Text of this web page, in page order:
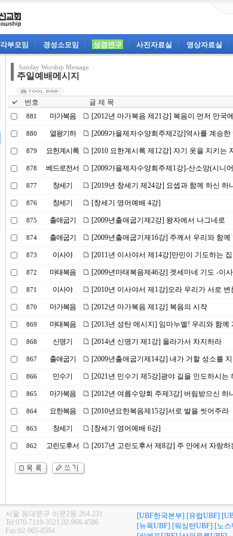
각부모임 경성소모임 성경연구 사진자료실 영상자료실
Sunday Worship Message
주일예배메시지
번호 글 제 목
881 마가복음 [2012년 마가복음 제21강] 복음이 먼저 만국
880 열왕기하 [2009가을제자수양회주제2강]역사를 계승
879 요한계시록 [2010 요한계시록 제12강] 자기 옷을 지키는
878 베드로전서 [2009가을제자수양회주제1강]-산소망(시니
877 창세기 [2019년 창세기 제24강] 요셉과 함께 하신 하
876 창세기 [창세기 영어예배 4강]
875 출애굽기 [2009년출애굽기제2강] 왕자에서 나그네로
874 출애굽기 [2009년출애굽기제16강] 주께서 우리와 함께
873 이사야 [2011년 이사야서 제14강]만민이 기도하는 집
872 마태복음 [2009년마태복음제46강] 겟세마네 기도 -이
871 이사야 [2010년 이사야서 제1강]오라 우리가 서로 변
870 마가복음 [2012년 마가복음 제1강] 복음의 시작
869 마태복음 [2013년 성탄 메시지] 임마누엘! 우리와 함께
868 신명기 [2014년 신명기 제1강] 올라가서 차지하라
867 출애굽기 [2009년출애굽기제14강] 내가 거할 성소를
866 민수기 [2021년 민수기 제5강]광야 길을 인도하시는
865 마가복음 [2012년 여름수양회 주제3강] 버림받으신 하
864 요한복음 [2010년요한복음제15강]서로 발을 씻어주라
863 창세기 [창세기 영어예배 6강]
862 고린도후서 [2017년 고린도후서 제8강] 주 안에서 자랑하
서울 동대문구 이문2동 264-231
Tel:070-7119-3521,02-968-4586
Fax:02-965-8594
[UBF한국본부] [유럽UBF]
[뉴욕UBF] [워싱턴UBF] [노스